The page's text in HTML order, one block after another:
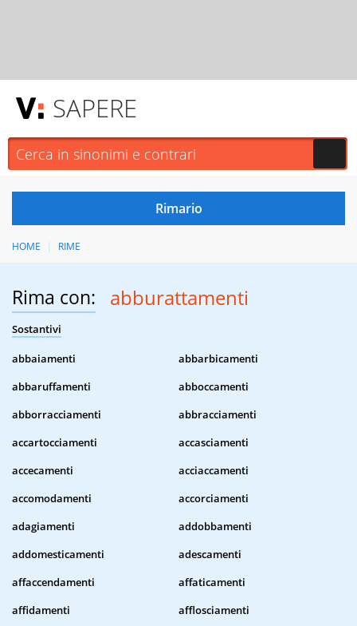
SAPERE
HOME RIME
Rima con: abburattamenti
Sostantivi
abbaiamenti
abbarbicamenti
abbaruffamenti
abboccamenti
abborracciamenti
abbracciamenti
accartocciamenti
accasciamenti
accecamenti
acciaccamenti
accomodamenti
accorciamenti
adagiamenti
addobbamenti
addomesticamenti
adescamenti
affaccendamenti
affaticamenti
affidamenti
afflosciamenti